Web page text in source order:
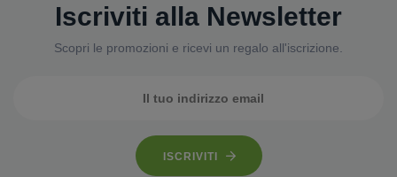
Iscriviti alla Newsletter
Scopri le promozioni e ricevi un regalo all'iscrizione.
ISCRIVITI